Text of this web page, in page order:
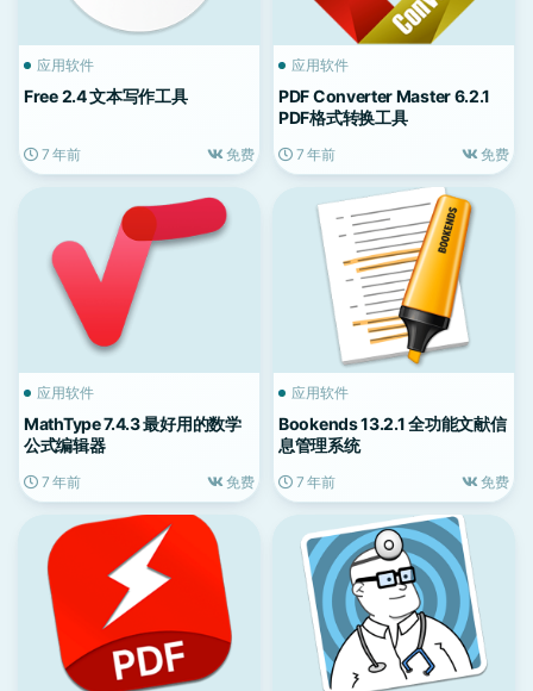
应用软件
Free 2.4 文本写作工具
7 年前 免费
应用软件
PDF Converter Master 6.2.1
PDF格式转换工具
7 年前 免费
应用软件
MathType 7.4.3 最好用的数学
公式编辑器
7 年前 免费
应用软件
Bookends 13.2.1 全功能文献信
息管理系统
7 年前 免费